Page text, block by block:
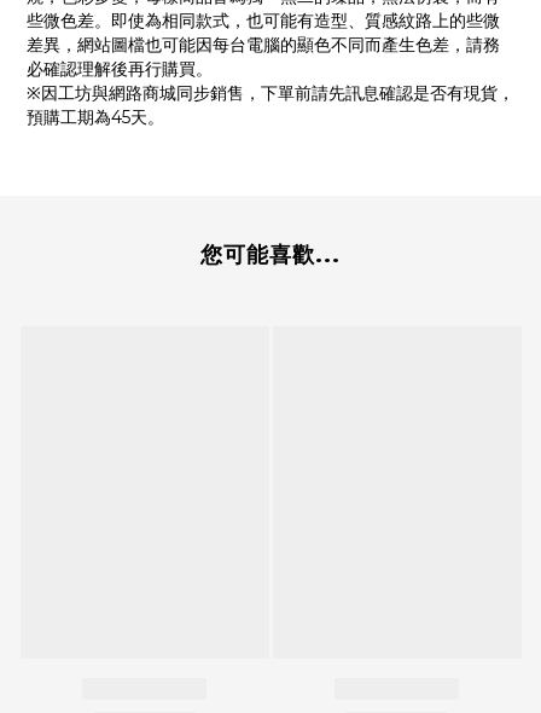
些微色差。即使為相同款式，也可能有造型、質感紋路上的些微
差異，網站圖檔也可能因每台電腦的顯色不同而產生色差，請務
必確認理解後再行購買。
※因工坊與網路商城同步銷售，下單前請先訊息確認是否有現貨，
預購工期為45天。
您可能喜歡...